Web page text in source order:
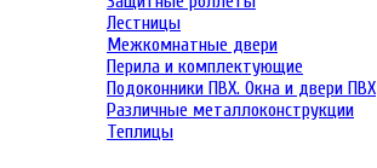
Лестницы
Межкомнатные двери
Перила и комплектующие
Подоконники ПВХ. Окна и двери ПВХ
Различные металлоконструкции
Теплицы